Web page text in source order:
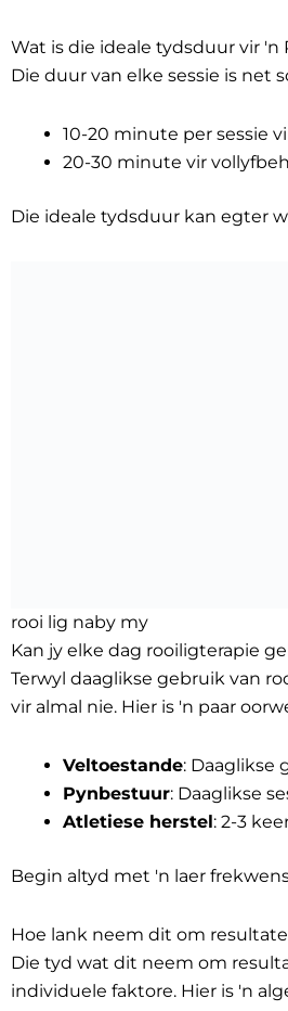
Wat is die ideale tydsduur vir 'n
Die duur van elke sessie is net
10-20 minute per sessie
20-30 minute vir
Die ideale tydsduur kan egter
rooi lig naby my
Kan jy elke dag rooiligterapie
Terwyl daaglikse gebruik van
vir almal nie. Hier is 'n paar
Veltoestande: Daaglikse
Pynbestuur: Daaglikse
Atletiese herstel: 2-3
Begin altyd met 'n laer
Hoe lank neem dit om
Die tyd wat dit neem om
individuele faktore. Hier is 'n